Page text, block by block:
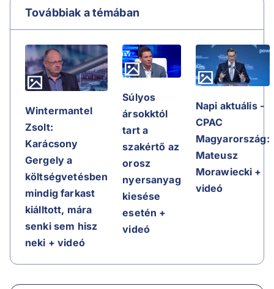
Továbbiak a témában
Wintermantel
Zsolt:
Karácsony
Gergely a
költségvetésben
mindig farkast
kiálltott, mára
senki sem hisz
neki + videó
Súlyos
ársokktól
tart a
szakértő az
orosz
nyersanyag
kiesése
esetén +
videó
Napi aktuális -
CPAC
Magyarország:
Mateusz
Morawiecki +
videó